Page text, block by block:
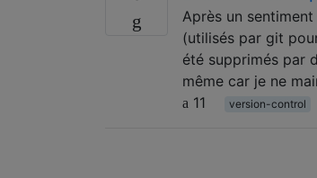
Après un
(utilisés par git
été supprimés par
même car je ne
11
version-control